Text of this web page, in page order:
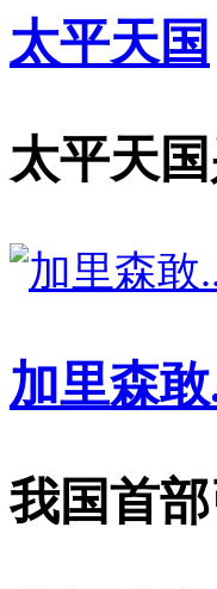
太平天国
太平天
加里森
我国首